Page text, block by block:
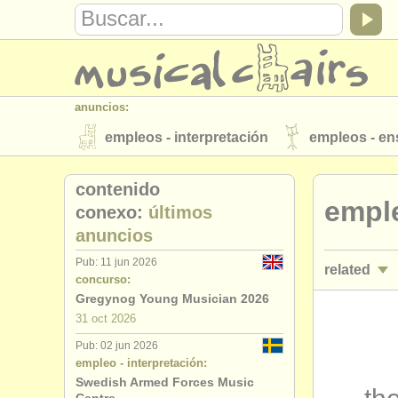
anuncios:
empleos - interpretación empleos -
instrumentos en venta instrumentos
directorios:
orquestas y teatros
musicalchairs:
acerca de musicalchairs
editor:
anúnciese con nosotros
related
cursillos:
contenido
conexo: últimos
anuncios
Pub: 11 jun 2026
concurso:
Gregynog Young Musician 2026
31 oct 2026
Pub: 02 jun 2026
empleo - interpretación:
Swedish Armed Forces Music